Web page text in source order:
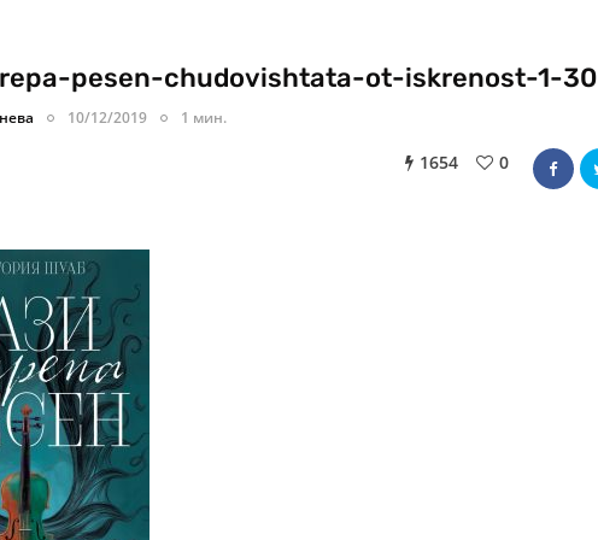
pesen-chudovishtata-ot-iskrenost-1-30
10/12/2019 1 мин.
1654 0